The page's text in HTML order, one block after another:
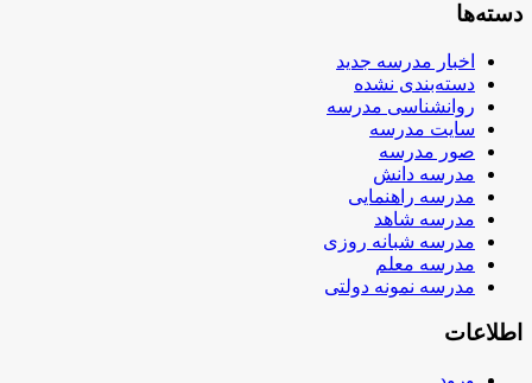
دسته‌ها
اخبار مدرسه جدید
دسته‌بندی نشده
روانشناسی مدرسه
سایت مدرسه
صور مدرسه
مدرسه دانش
مدرسه راهنمایی
مدرسه شاهد
مدرسه شبانه روزی
مدرسه معلم
مدرسه نمونه دولتی
اطلاعات